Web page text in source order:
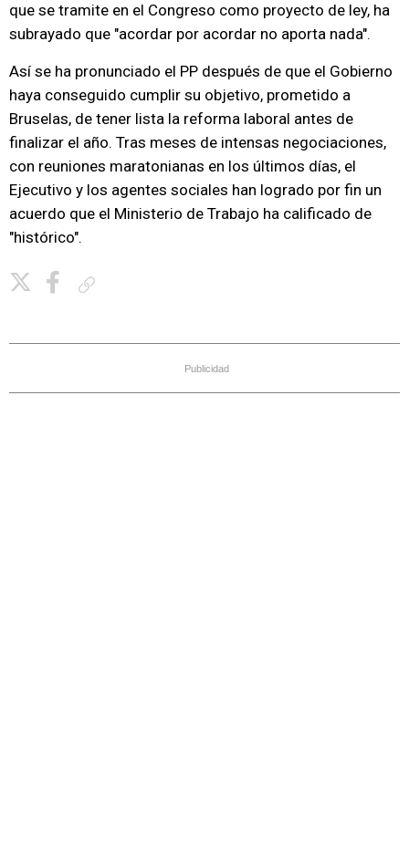
que se tramite en el Congreso como proyecto de ley, ha
subrayado que "acordar por acordar no aporta nada".
Así se ha pronunciado el PP después de que el Gobierno
haya conseguido cumplir su objetivo, prometido a
Bruselas, de tener lista la reforma laboral antes de
finalizar el año. Tras meses de intensas negociaciones,
con reuniones maratonianas en los últimos días, el
Ejecutivo y los agentes sociales han logrado por fin un
acuerdo que el Ministerio de Trabajo ha calificado de
"histórico".
Publicidad